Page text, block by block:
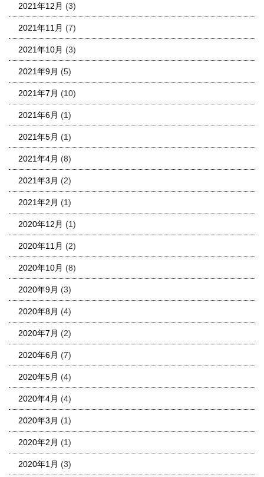
2021年12月 (3)
2021年11月 (7)
2021年10月 (3)
2021年9月 (5)
2021年7月 (10)
2021年6月 (1)
2021年5月 (1)
2021年4月 (8)
2021年3月 (2)
2021年2月 (1)
2020年12月 (1)
2020年11月 (2)
2020年10月 (8)
2020年9月 (3)
2020年8月 (4)
2020年7月 (2)
2020年6月 (7)
2020年5月 (4)
2020年4月 (4)
2020年3月 (1)
2020年2月 (1)
2020年1月 (3)